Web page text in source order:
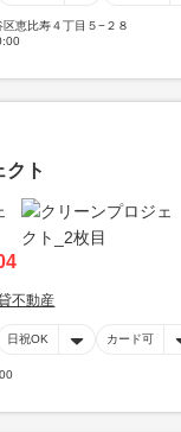
区恵比寿４丁目５−２８
クト
不動産
日祝OK カード可